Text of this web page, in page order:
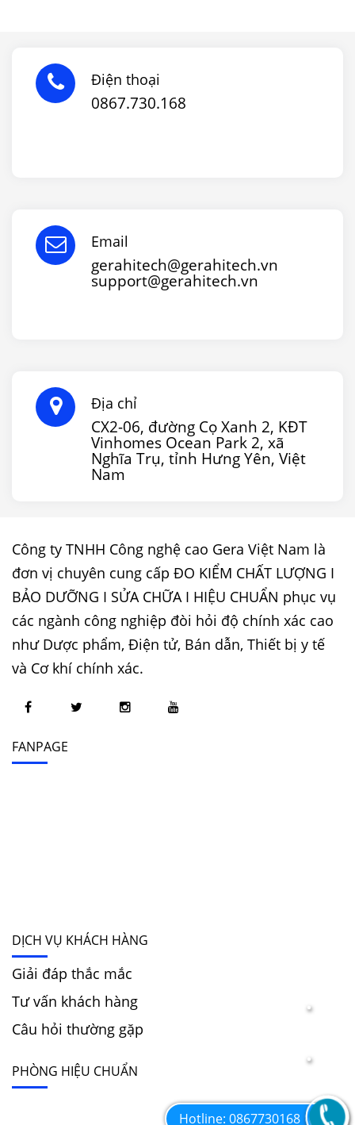
Điện thoại
0867.730.168
Email
gerahitech@gerahitech.vn
support@gerahitech.vn
Địa chỉ
CX2-06, đường Cọ Xanh 2, KĐT
Vinhomes Ocean Park 2, xã
Nghĩa Trụ, tỉnh Hưng Yên, Việt
Nam
Công ty TNHH Công nghệ cao Gera Việt Nam là
đơn vị chuyên cung cấp ĐO KIỂM CHẤT LƯỢNG I
BẢO DƯỠNG I SỬA CHỮA I HIỆU CHUẨN phục vụ
các ngành công nghiệp đòi hỏi độ chính xác cao
như Dược phẩm, Điện tử, Bán dẫn, Thiết bị y tế
và Cơ khí chính xác.
FANPAGE
DỊCH VỤ KHÁCH HÀNG
Giải đáp thắc mắc
Tư vấn khách hàng
Câu hỏi thường gặp
PHÒNG HIỆU CHUẨN
Hotline: 0867730168